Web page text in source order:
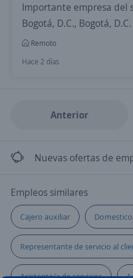
Importante empresa del
Bogotá, D.C., Bogotá, D.C.
Remoto
Hace 2 días
Anterior
Nuevas ofertas de
Empleos similares
Cajero auxiliar
Representante de servicio al